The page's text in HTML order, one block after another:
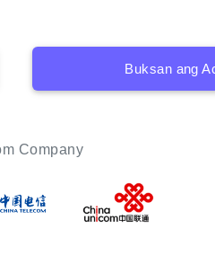
Buksan ang
Company